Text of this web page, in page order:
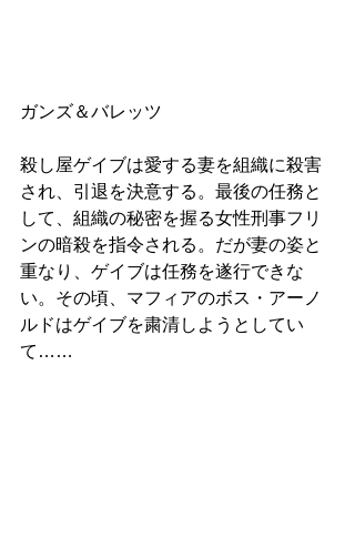
ガンズ＆バレッツ
殺し屋ゲイブは愛する妻を組織に殺害
され、引退を決意する。最後の任務と
して、組織の秘密を握る女性刑事フリ
ンの暗殺を指令される。だが妻の姿と
重なり、ゲイブは任務を遂行できな
い。その頃、マフィアのボス・アーノ
ルドはゲイブを粛清しようとしてい
て……